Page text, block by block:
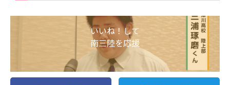
いいね！して
南三陸を応援